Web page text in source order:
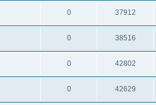
0 37912
0 38516
0 42802
0 42629